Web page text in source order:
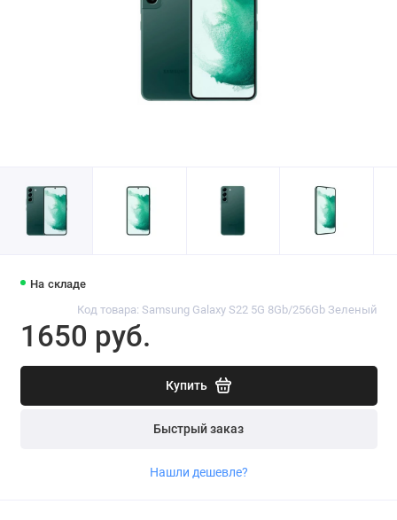
На складе
Код товара: Samsung Galaxy S22 5G 8Gb/256Gb Зеленый
1650 руб.
Купить
Быстрый заказ
Нашли дешевле?